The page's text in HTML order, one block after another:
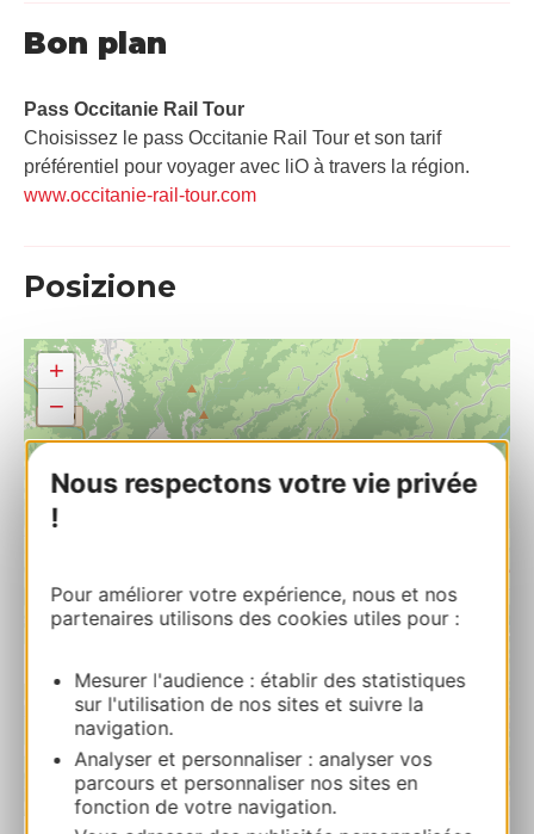
Nous respectons votre vie privée
!
Pour améliorer votre expérience, nous et nos
partenaires utilisons des cookies utiles pour :
Mesurer l'audience : établir des statistiques
sur l'utilisation de nos sites et suivre la
navigation.
Analyser et personnaliser : analyser vos
parcours et personnaliser nos sites en
fonction de votre navigation.
Bon plan
Pass Occitanie Rail Tour​
Choisissez le pass Occitanie Rail Tour et son tarif
préférentiel pour voyager avec liO à travers la région.
www.occitanie-rail-tour.com
Posizione
+
−
Leaflet| Map data ©